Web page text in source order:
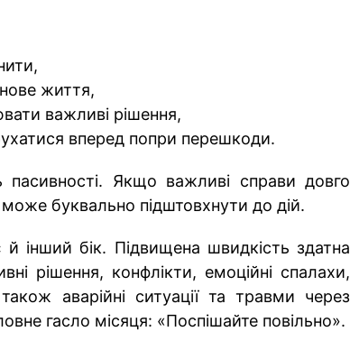
життя,
важливі рішення,
вперед попри перешкоди.
пасивності. Якщо важливі справи довго
буквально підштовхнути до дій.
інший бік. Підвищена швидкість здатна
рішення, конфлікти, емоційні спалахи,
аварійні ситуації та травми через
гасло місяця: «Поспішайте повільно».